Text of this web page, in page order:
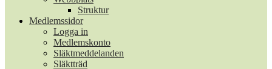
Struktur
Medlemssidor
Logga in
Medlemskonto
Släktmeddelanden
Släktträd